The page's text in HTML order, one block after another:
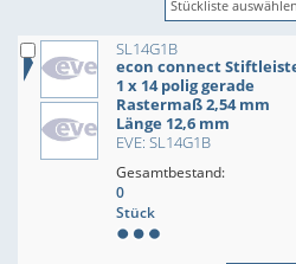
SL14G1B
econ connect
1 x 14 polig gerade
Rastermaß 2,54 mm
Länge 12,6 mm
EVE: SL14G1B
Gesamtbestand:
0
Stück